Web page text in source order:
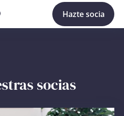
Hazte socia
socias